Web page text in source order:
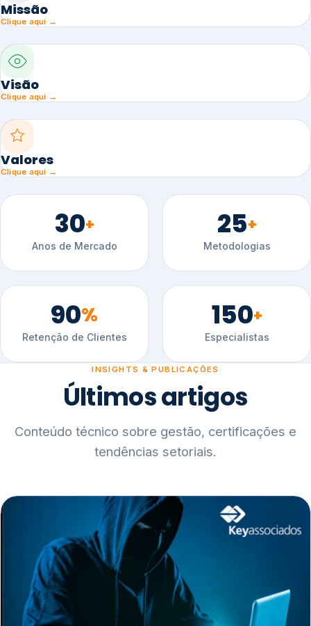
Missão
Clique aqui →
Visão
Clique aqui →
Valores
Clique aqui →
30+
Anos de Mercado
25+
Metodologias
90%
Retenção de Clientes
150+
Especialistas
INSIGHTS & PUBLICAÇÕES
Últimos artigos
Conteúdo técnico sobre gestão, certificações e
tendências setoriais.